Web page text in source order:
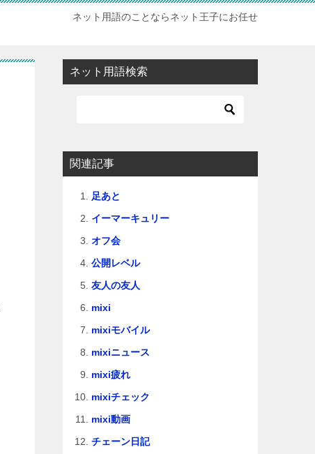
ネット用語のことならネット王子にお任せ
ネット用語検索
関連記事
足あと
イーマーキュリー
オフ会
公開レベル
友人の友人
mixi
mixiモバイル
mixiニュース
mixi疲れ
mixiチェック
mixi動画
チェーン日記